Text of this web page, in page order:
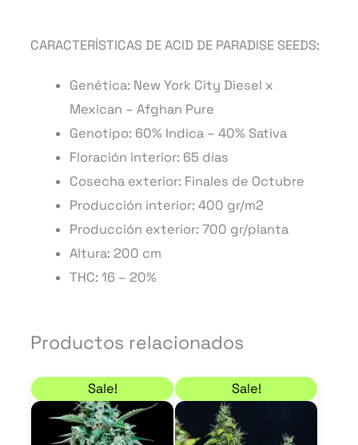
CARACTERÍSTICAS DE ACID DE PARADISE SEEDS:
Genética: New York City Diesel x
Mexican – Afghan Pure
Genotipo: 60% Indica – 40% Sativa
Floración interior: 65 días
Cosecha exterior: Finales de Octubre
Producción interior: 400 gr/m2
Producción exterior: 700 gr/planta
Altura: 200 cm
THC: 16 – 20%
Productos relacionados
Sale!El precio original era: 9,00 €.
El precio actual es: 7,65 €.
Este
producto
tiene
Sale!Rango de precios:
Este